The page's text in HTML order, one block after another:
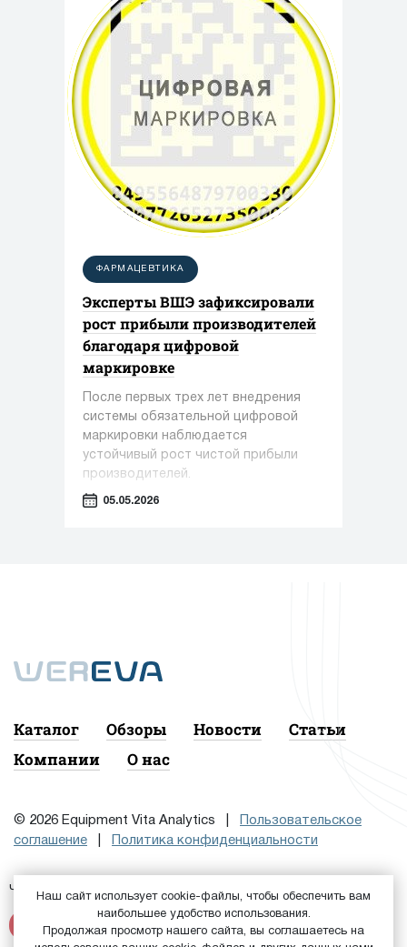
ФАРМАЦЕВТИКА
Эксперты ВШЭ зафиксировали
рост прибыли производителей
благодаря цифровой
маркировке
После первых трех лет внедрения
системы обязательной цифровой
маркировки наблюдается
устойчивый рост чистой прибыли
производителей.
05.05.2026
Каталог Обзоры Новости
Статьи
Компании
О нас
© 2026 Equipment Vita Analytics |
Пользовательское
соглашение
Политика конфиденциальности
Чтобы подписаться на рассылку, сначала Войдите или
Зарегистрируйтесь
Наш сайт использует cookie-файлы, чтобы обеспечить вам
наибольшее удобство использования.
Продолжая просмотр нашего сайта, вы соглашаетесь на